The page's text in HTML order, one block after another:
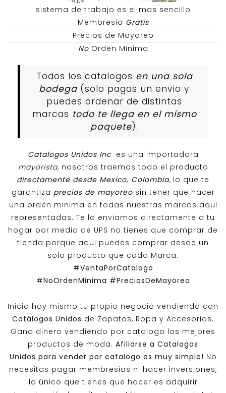
sistema de trabajo es el mas sencillo
Membresia Gratis
Precios de Mayoreo
NoOrden Minima
Todos los catalogos en una sola
bodega (solo pagas un envio y
puedes ordenar de distintas
marcas todo te llega en el mismo
paquete).
Catalogos Unidos Inc es una importadora
mayorista, nosotros traemos todo el producto
directamente desde Mexico, Colombia, lo que te
garantiza precios de mayoreosin tener que hacer
una orden minima en todas nuestras marcas aqui
representadas. Te lo enviamos directamente a tu
hogar por medio de UPS no tienes que comprar de
tienda porque aqui puedes comprar desde un
solo producto que cada Marca.
#VentaPorCatalogo
#NoOrdenMinima #PreciosDeMayoreo
Inicia hoy mismo tu propio negocio vendiendo con
Catálogos Unidos de Zapatos, Ropa y Accesorios.
Gana dinero vendiendo por catalogo los mejores
productos de moda. Afiliarse a Catalogos
Unidos para vender por catalogo es muy simple! No
necesitas pagar membresias ni hacer inversiones,
lo único que tienes que hacer es adquirir